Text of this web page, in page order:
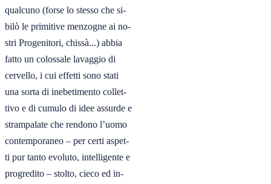
qualcuno (forse lo stesso che si-
bilò le primitive menzogne ai no-
stri Progenitori, chissà...) abbia
fatto un colossale lavaggio di
cervello, i cui effetti sono stati
una sorta di inebetimento collet-
tivo e di cumulo di idee assurde e
strampalate che rendono l’uomo
contemporaneo – per certi aspet-
ti pur tanto evoluto, intelligente e
progredito – stolto, cieco ed in-